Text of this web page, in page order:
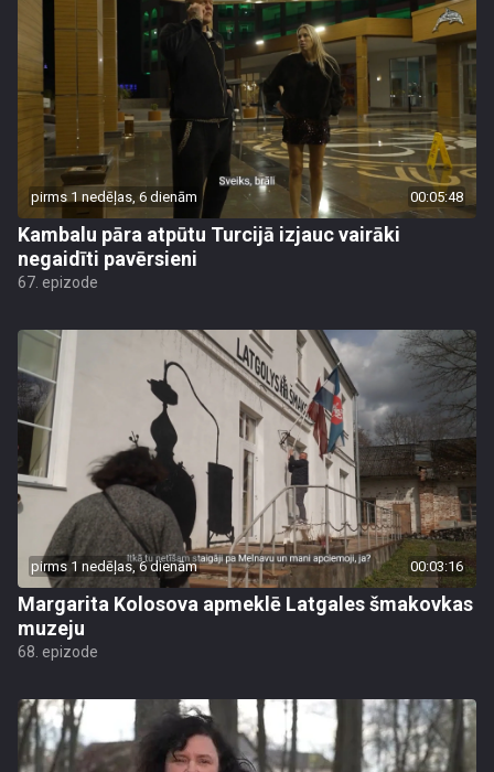
pirms 1 nedēļas, 6 dienām 00:05:48
Kambalu pāra atpūtu Turcijā izjauc vairāki
negaidīti pavērsieni
67. epizode
pirms 1 nedēļas, 6 dienām 00:03:16
Margarita Kolosova apmeklē Latgales šmakovkas
muzeju
68. epizode